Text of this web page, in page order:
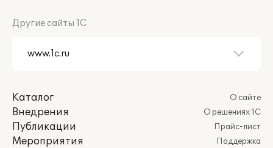
Другие сайты 1С
Каталог
Внедрения
Публикации
Мероприятия
О сайте
О решениях 1С
Прайс-лист
Поддержка